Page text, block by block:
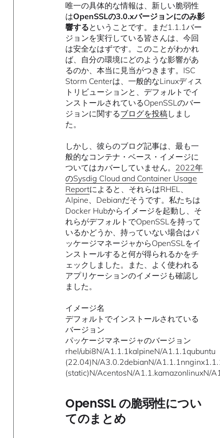
唯一の具体的な情報は、新しい脆弱性
はOpenSSLの3.0.xバージョンにのみ影
響するということです。まだ1.1.1バー
ジョンを実行している皆さんは、今回
は安全なはずです。このことがわかれ
ば、自分の環境にどのような影響があ
るのか、本当に見当がつきます。ISC
Storm Centerは、一般的なLinuxディス
トリビューションと、デフォルトでイ
ンストールされているOpenSSLのバー
ジョンに関するブログを投稿しまし
た。
しかし、彼らのブログ記事は、最も一
般的なコンテナ・ベース・イメージに
ついてはカバーしていません。 2022年
のSysdig Cloud and Container Usage
Reportによると、それらはRHEL、
Alpine、Debianだそうです。私たちは
Docker Hubからイメージを起動し、そ
れらがデフォルトでOpenSSLを持って
いるかどうか、持っていない場合はパ
ッケージマネージャからOpenSSLをイ
ンストールすると何が得られるかをチ
ェックしました。また、よく使われる
アプリケーションのイメージも確認し
ました。
イメージ名
デフォルトでインストールされている
バージョン
パッケージマネージャのバージョン
rhel/ubi8N/A1.1.1kalpineN/A1.1.1qubuntu
(22.04)N/A3.0.2debianN/
(static)N/AcentosN/A1.1.kamazonlinuxN/
OpenSSL の脆弱性につい
てのまとめ